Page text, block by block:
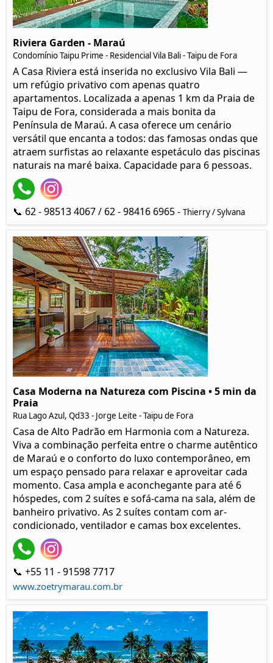
Riviera Garden - Maraú
Condomínio Taipu Prime - Residencial Vila Bali - Taipu de Fora
A Casa Riviera está inserida no exclusivo Vila Bali —
um refúgio privativo com apenas quatro
apartamentos. Localizada a apenas 1 km da Praia de
Taipu de Fora, considerada a mais bonita da
Península de Maraú. A casa oferece um cenário
versátil que encanta a todos: das famosas ondas que
atraem surfistas ao relaxante espetáculo das piscinas
naturais na maré baixa. Capacidade para 6 pessoas.
📞 62 - 98513 4067 / 62 - 98416 6965 - Thierry / Sylvana
Casa Moderna na Natureza com Piscina • 5 min da
Praia
Rua Lago Azul, Qd33 - Jorge Leite - Taipu de Fora
Casa de Alto Padrão em Harmonia com a Natureza.
Viva a combinação perfeita entre o charme autêntico
de Maraú e o conforto do luxo contemporâneo, em
um espaço pensado para relaxar e aproveitar cada
momento. Casa ampla e aconchegante para até 6
hóspedes, com 2 suítes e sofá-cama na sala, além de
banheiro privativo. As 2 suítes contam com ar-
condicionado, ventilador e camas box excelentes.
📞 +55 11 - 91598 7717
www.zoetrymarau.com.br